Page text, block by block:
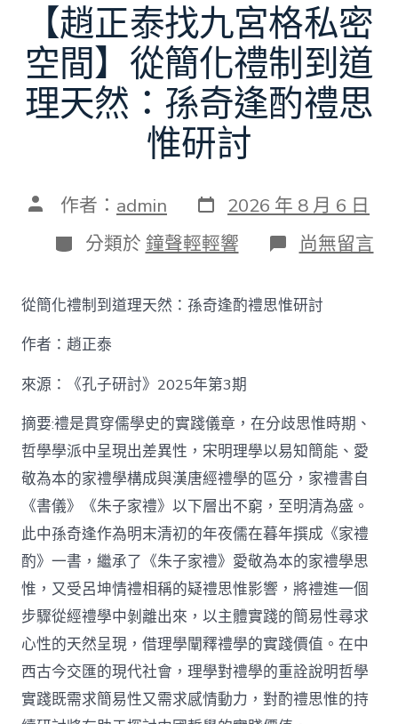
【趙正泰找九宮格私密
空間】從簡化禮制到道
理天然：孫奇逢酌禮思
惟研討
文 作者： admin 發
表
日
期
2026 年 8 月 6 日
分
類
分類於 鐘聲輕輕響 在
〈【趙
泰
找
空
間】
從
簡
化
禮
制
到
道
理
天
然：
孫
奇
逢
酌
禮
尚無留言
從簡化禮制到道理天然：孫奇逢酌禮思惟研討
作者：趙正泰
來源：《孔子研討》2025年第3期
摘要:禮是貫穿儒學史的實踐儀章，在分歧思惟時期、
哲學學派中呈現出差異性，宋明理學以易知簡能、愛
敬為本的家禮學構成與漢唐經禮學的區分，家禮書自
《書儀》《朱子家禮》以下層出不窮，至明清為盛。
此中孫奇逢作為明末清初的年夜儒在暮年撰成《家禮
酌》一書，繼承了《朱子家禮》愛敬為本的家禮學思
惟，又受呂坤情禮相稱的疑禮思惟影響，將禮進一個
步驟從經禮學中剝離出來，以主體實踐的簡易性尋求
心性的天然呈現，借理學闡釋禮學的實踐價值。在中
西古今交匯的現代社會，理學對禮學的重詮說明哲學
實踐既需求簡易性又需求感情動力，對酌禮思惟的持